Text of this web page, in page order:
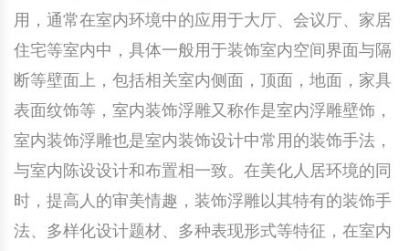
用，通常在室内环境中的应用于大厅、会议厅、家居
住宅等室内中，具体一般用于装饰室内空间界面与隔
断等壁面上，包括相关室内侧面，顶面，地面，家具
表面纹饰等，室内装饰浮雕又称作是室内浮雕壁饰，
室内装饰浮雕也是室内装饰设计中常用的装饰手法，
与室内陈设设计和布置相一致。在美化人居环境的同
时，提高人的审美情趣，装饰浮雕以其特有的装饰手
法、多样化设计题材、多种表现形式等特征，在室内